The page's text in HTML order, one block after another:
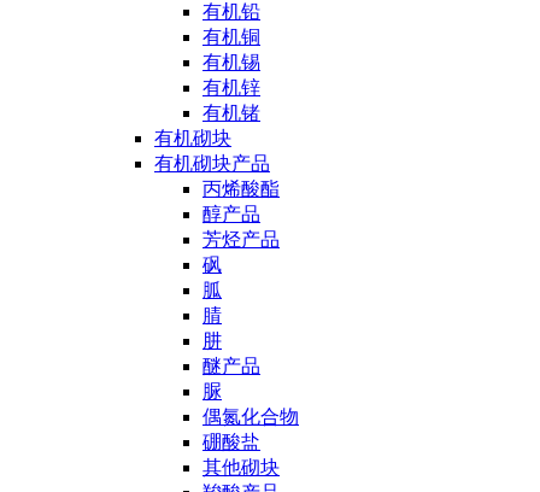
有机铅
有机铜
有机锡
有机锌
有机锗
有机砌块
有机砌块产品
丙烯酸酯
醇产品
芳烃产品
砜
胍
腈
肼
醚产品
脲
偶氮化合物
硼酸盐
其他砌块